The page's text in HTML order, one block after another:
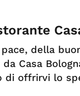
della
Casa
di offrirvi lo